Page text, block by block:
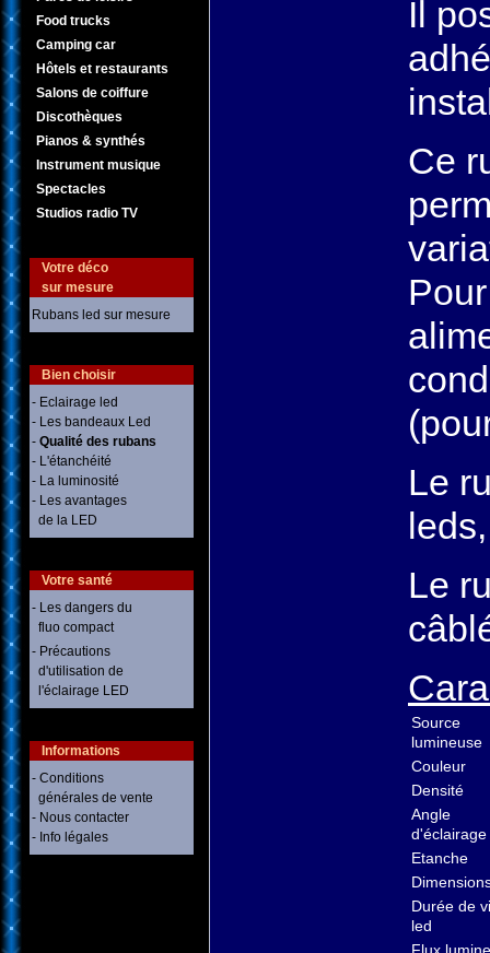
Food trucks
Camping car
Hôtels et restaurants
Salons de coiffure
Discothèques
Pianos & synthés
Instrument musique
Spectacles
Studios radio TV
Votre déco
sur mesure
Rubans led sur mesure
Bien choisir
- Eclairage led
- Les bandeaux Led
- Qualité des rubans
- L'étanchéité
- La luminosité
- Les avantages
de la LED
Votre santé
- Les dangers du
fluo compact
- Précautions
d'utilisation de
l'éclairage LED
Informations
- Conditions
générales de vente
- Nous contacter
- Info légales
Il
Ce
Le
Le
Source
lumineuse
Couleur
Densité
Angle
d'éclairage
Etanche
Durée de
led